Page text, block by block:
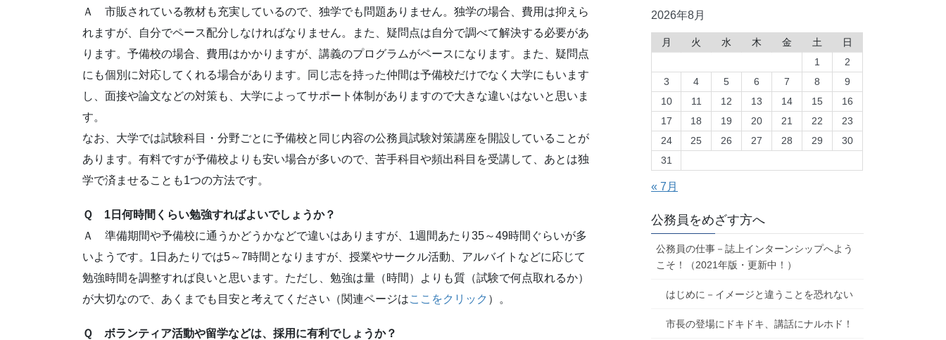
Ａ 市販されている教材も充実しているので、独学でも問題ありません。独学の場合、費用は抑えら
れますが、自分でペース配分しなければなりません。また、疑問点は自分で調べて解決する必要があ
ります。予備校の場合、費用はかかりますが、講義のプログラムがペースになります。また、疑問点
にも個別に対応してくれる場合があります。同じ志を持った仲間は予備校だけでなく大学にもいます
し、面接や論文などの対策も、大学によってサポート体制がありますので大きな違いはないと思いま
す。
なお、大学では試験科目・分野ごとに予備校と同じ内容の公務員試験対策講座を開設していることが
あります。有料ですが予備校よりも安い場合が多いので、苦手科目や頻出科目を受講して、あとは独
学で済ませることも1つの方法です。
Ｑ 1日何時間くらい勉強すればよいでしょうか？
Ａ 準備期間や予備校に通うかどうかなどで違いはありますが、1週間あたり35～49時間ぐらいが多
いようです。1日あたりでは5～7時間となりますが、授業やサークル活動、アルバイトなどに応じて
勉強時間を調整すれば良いと思います。ただし、勉強は量（時間）よりも質（試験で何点取れるか）
が大切なので、あくまでも目安と考えてください（関連ページはここをクリック ）。
Ｑ ボランティア活動や留学などは、採用に有利でしょうか？
2026年8月
月 火 水 木 金 土
日
1
2
3
4 5 6 7 8
9
10
11 12 13 14 15
16
17
18 19 20 21 22
23
24
25 26 27 28 29
30
31
« 7月
公務員をめざす方へ
公務員の仕事－誌上インターンシップへよう
こそ！（2021年版・更新中！）
はじめに－イメージと違うことを恐れない
市長の登場にドキドキ、講話にナルホド！